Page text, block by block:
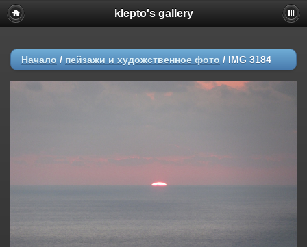
klepto's gallery
Начало / пейзажи и художственное фото / IMG 3184